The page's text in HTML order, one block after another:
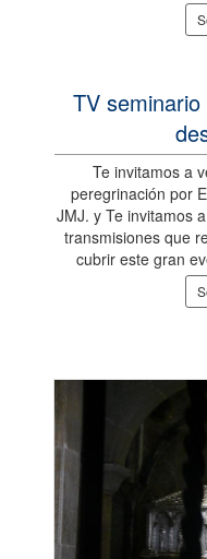
TV
Te invitamos a
peregrinación por
JMJ. y Te invitamos
transmisiones que
cubrir este gran